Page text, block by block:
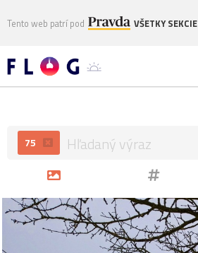
Tento web patrí pod VŠETKY SEKCIE
75